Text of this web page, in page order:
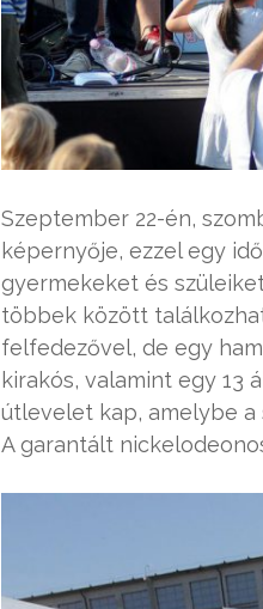
Szeptember 22-én,
képernyője, ezzel egy
gyermekeket és
többek között
felfedezővel, de egy
kirakós, valamint egy 13
útlevelet kap, amelybe
A garantált